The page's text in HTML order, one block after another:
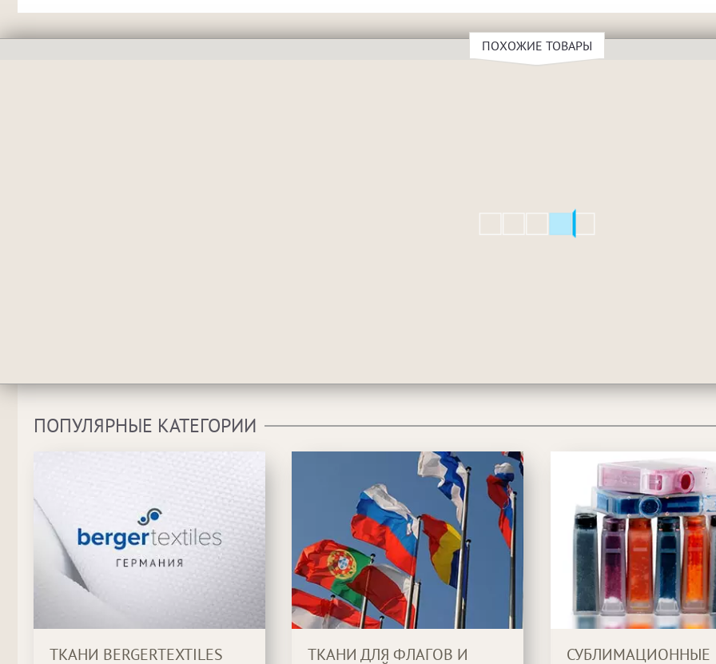
ПОХОЖИЕ ТОВАРЫ
ПОПУЛЯРНЫЕ КАТЕГОРИИ
ТКАНИ BERGERTEXTILES ТКАНИ ДЛЯ ФЛАГОВ И СУБЛИМАЦИОННЫЕ